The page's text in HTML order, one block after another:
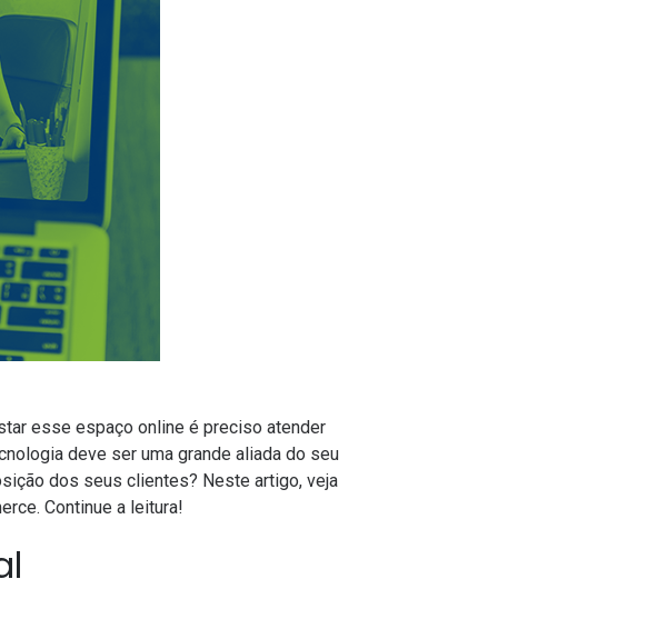
esse espaço online é preciso atender
deve ser uma grande aliada do seu
dos seus clientes? Neste artigo, veja
Continue a leitura!